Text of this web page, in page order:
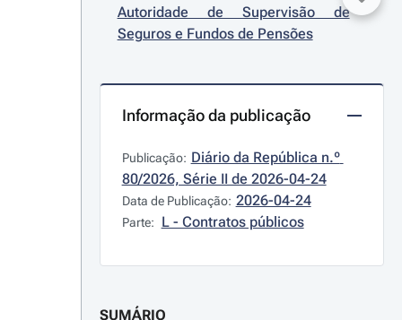
Autoridade de Supervisão de
Seguros e Fundos de Pensões
Informação da publicação
Publicação: Diário da República n.º
80/2026, Série II de 2026-04-24
Data de Publicação: 2026-04-24
Parte: L - Contratos públicos
SUMÁRIO